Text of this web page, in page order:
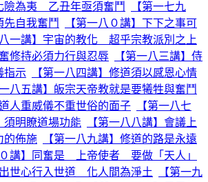
險為夷 乙丑年亟須奮鬥
【第一七九
自我奮鬥
【第一八０講】下下之事可
八一講】宇宙的教化 超乎宗教派別之上
修持必須力行與忍辱
【第一八三講】侍
指示
【第一八四講】修道須以感恩心情
一八五講】皈宗天帝教就是要犧牲與奮鬥
人重威儀不重世俗的面子
【第一八七
明瞭道場功能
【第一八八講】會議上
佈施
【第一八九講】修道的路是永遠
０講】同奮是 上帝使者 要做「天人」
出世心行入世道 化人間為淨土
【第一九